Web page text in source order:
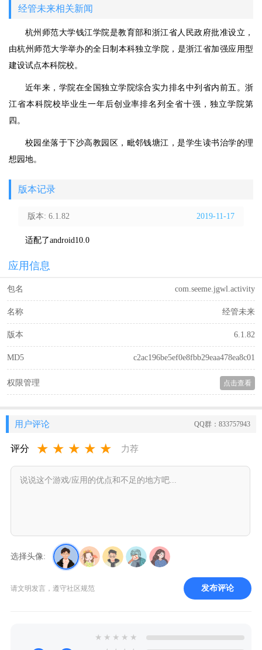
经管未来相关新闻
杭州师范大学钱江学院是教育部和浙江省人民政府批准设立，
由杭州师范大学举办的全日制本科独立学院，是浙江省加强应用型
建设试点本科院校。
近年来，学院在全国独立学院综合实力排名中列省内前五。浙
江省本科院校毕业生一年后创业率排名列全省十强，独立学院第
四。
校园坐落于下沙高教园区，毗邻钱塘江，是学生读书治学的理
想园地。
版本记录
2019-11-17
版本: 6.1.82
适配了android10.0
应用信息
包名 com.seeme.jgwl.activity
名称 经管未来
版本 6.1.82
MD5 c2ac196be5ef0e8fbb29eaa478ea8c01
权限管理 点击查看
用户评论 QQ群：833757943
评分 ★ ★ ★ ★ ★ 力荐
选择头像:
请文明发言，遵守社区规范 发布评论
★ ★ ★ ★ ★